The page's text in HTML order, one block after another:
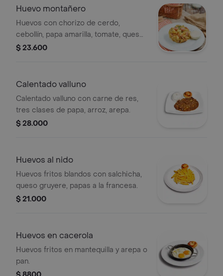
Huevo montañero
Huevos con chorizo de cerdo,
cebollín, papa amarilla, tomate, queso
mozzarella y arepa o pan.
$ 23.600
Calentado valluno
Calentado valluno con carne de res,
tres clases de papa, arroz, arepa.
$ 28.000
Huevos al nido
Huevos fritos blandos con salchicha,
queso gruyere, papas a la francesa.
$ 21.000
Huevos en cacerola
Huevos fritos en mantequilla y arepa o
pan.